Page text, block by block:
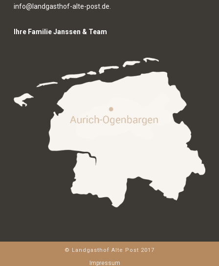
info@landgasthof-alte-post.de.
Ihre Familie Janssen & Team
© Landgasthof Alte Post 2017
Impressum